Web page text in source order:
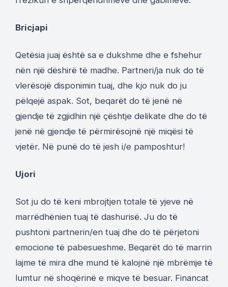
Bricjapi
Qetësia juaj është sa e dukshme dhe e fshehur
nën një dëshirë të madhe. Partneri/ja nuk do të
vlerësojë disponimin tuaj, dhe kjo nuk do ju
pëlqejë aspak. Sot, beqarët do të jenë në
gjendje të zgjidhin një çështje delikate dhe do të
jenë në gjendje të përmirësojnë një miqësi të
vjetër. Në punë do të jesh i/e pamposhtur!
Ujori
Sot ju do të keni mbrojtjen totale të yjeve në
marrëdhënien tuaj të dashurisë. Ju do të
pushtoni partnerin/en tuaj dhe do të përjetoni
emocione të pabesueshme. Beqarët do të marrin
lajme të mira dhe mund të kalojnë një mbrëmje të
lumtur në shoqërinë e miqve të besuar. Financat